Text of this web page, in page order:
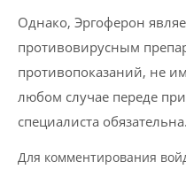
Однако, Эргоферон
противовирусным
противопоказаний, не
любом случае переде
специалиста обязательна.
Для комментирования